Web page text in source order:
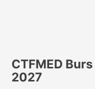
CTFMED
2027